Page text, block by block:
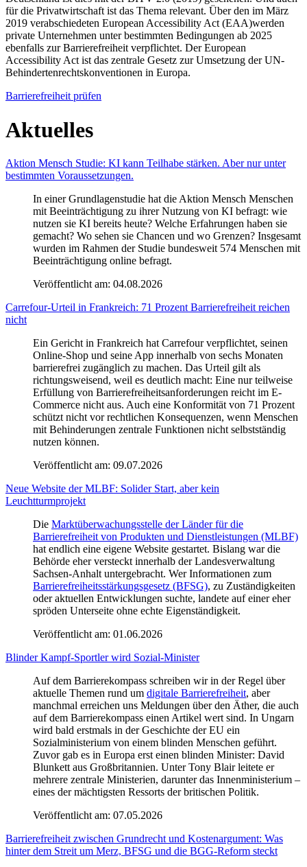
für die Privatwirtschaft ist das Thema relevant. Über den im März
2019 verabschiedeten European Accessibility Act (EAA)werden
private Unternehmen unter bestimmten Bedingungen ab 2025
ebenfalls zur Barrierefreiheit verpflichtet. Der European
Accessibility Act ist das zentrale Gesetz zur Umsetzung der UN-
Behindertenrechtskonventionen in Europa.
Barrierefreiheit prüfen
Aktuelles
Aktion Mensch Studie: KI kann Teilhabe stärken. Aber nur unter
bestimmten Voraussetzungen.
In einer Grundlagenstudie hat die Aktion Mensch Menschen
mit Beeinträchtigung zu ihrer Nutzung von KI befragt: wie
nutzen sie KI bereits heute? Welche Erfahrungen haben sie
gemacht? Wo sehen sie Chancen und wo Grenzen? Insgesamt
wurden im Rahmen der Studie bundesweit 574 Menschen mit
Beeinträchtigung online befragt.
Veröffentlicht am: 04.08.2026
Carrefour-Urteil in Frankreich: 71 Prozent Barrierefreiheit reichen
nicht
Ein Gericht in Frankreich hat Carrefour verpflichtet, seinen
Online-Shop und seine App innerhalb von sechs Monaten
barrierefrei zugänglich zu machen. Das Urteil gilt als
richtungsweisend, weil es deutlich macht: Eine nur teilweise
Erfüllung von Barrierefreiheitsanforderungen reicht im E-
Commerce nicht aus. Auch eine Konformität von 71 Prozent
schützt nicht vor rechtlichen Konsequenzen, wenn Menschen
mit Behinderungen zentrale Funktionen nicht selbstständig
nutzen können.
Veröffentlicht am: 09.07.2026
Neue Website der MLBF: Solider Start, aber kein
Leuchtturmprojekt
Die Marktüberwachungsstelle der Länder für die
Barrierefreiheit von Produkten und Dienstleistungen (MLBF)
hat endlich eine eigene Website gestartet. Bislang war die
Behörde eher versteckt innerhalb der Landesverwaltung
Sachsen-Anhalt untergebracht. Wer Informationen zum
Barrierefreiheitsstärkungsgesetz (BFSG), zu Zuständigkeiten
oder aktuellen Entwicklungen suchte, landete auf einer eher
spröden Unterseite ohne echte Eigenständigkeit.
Veröffentlicht am: 01.06.2026
Blinder Kampf-Sportler wird Sozial-Minister
Auf dem Barrierekompass schreiben wir in der Regel über
aktuelle Themen rund um digitale Barrierefreiheit, aber
manchmal erreichen uns Meldungen über den Äther, die auch
auf dem Barrierekompass einen Artikel wert sind. In Ungarn
wird bald erstmals in der Geschichte der EU ein
Sozialministerium von einem blinden Menschen geführt.
Zuvor gab es in Europa erst einen blinden Minister: David
Blunkett aus Großbritannien. Unter Tony Blair leitete er
mehrere zentrale Ministerien, darunter das Innenministerium –
eines der mächtigsten Ressorts der britischen Politik.
Veröffentlicht am: 07.05.2026
Barrierefreiheit zwischen Grundrecht und Kostenargument: Was
hinter dem Streit um Merz, BFSG und die BGG-Reform steckt